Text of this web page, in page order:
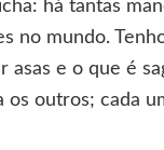
há tantas
no mundo.
asas e o que é
os outros; cada